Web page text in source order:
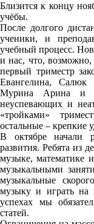
Близится к концу
учёбы.
После долгого
ученики, и
учебный процесс.
и нас, что, возможно,
первый триместр
Евангелина,
Мурина Арина и
неуспевающих и
«тройками»
остальные – крепкие
В октябре начали
развития. Ребята из
музыке, математике
музыкальными
музыкальные
музыку и играть
успехах мы
статей.